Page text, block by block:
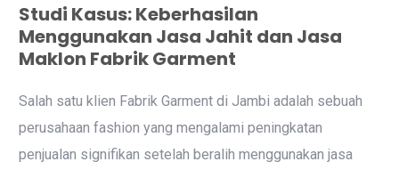
Studi Kasus: Keberhasilan
Menggunakan Jasa Jahit dan Jasa
Maklon Fabrik Garment
Salah satu klien Fabrik Garment di Jambi adalah sebuah
perusahaan fashion yang mengalami peningkatan
penjualan signifikan setelah beralih menggunakan jasa